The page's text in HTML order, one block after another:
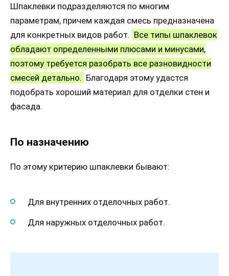
Шпаклевки подразделяются по многим
параметрам, причем каждая смесь предназначена
для конкретных видов работ. Все типы шпаклевок
обладают определенными плюсами и минусами,
поэтому требуется разобрать все разновидности
смесей детально. Благодаря этому удастся
подобрать хороший материал для отделки стен и
фасада.
По назначению
По этому критерию шпаклевки бывают:
Для внутренних отделочных работ.
Для наружных отделочных работ.